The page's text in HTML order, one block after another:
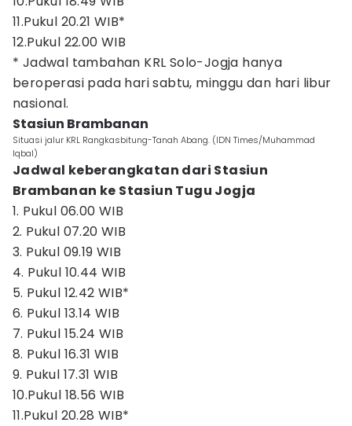
11.Pukul 20.21 WIB*
12.Pukul 22.00 WIB
* Jadwal tambahan KRL Solo-Jogja hanya
beroperasi pada hari sabtu, minggu dan hari libur
nasional.
Stasiun Brambanan
Situasi jalur KRL Rangkasbitung-Tanah Abang. (IDN Times/Muhammad
Iqbal)
Jadwal keberangkatan dari Stasiun
Brambanan ke Stasiun Tugu Jogja
1. Pukul 06.00 WIB
2. Pukul 07.20 WIB
3. Pukul 09.19 WIB
4. Pukul 10.44 WIB
5. Pukul 12.42 WIB*
6. Pukul 13.14 WIB
7. Pukul 15.24 WIB
8. Pukul 16.31 WIB
9. Pukul 17.31 WIB
10.Pukul 18.56 WIB
11.Pukul 20.28 WIB*